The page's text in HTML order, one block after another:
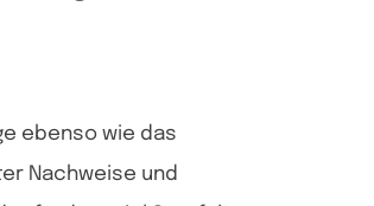
ebenso wie das
Nachweise und